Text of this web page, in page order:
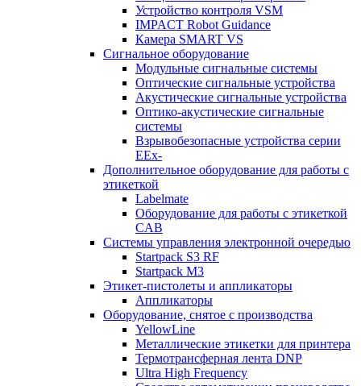
Устройство контроля VSM
IMPACT Robot Guidance
Камера SMART VS
Cигнальное оборудование
Модульные сигнальные системы
Оптические сигнальные устройства
Акустические сигнальные устройства
Оптико-акустические сигнальные
системы
Взрывобезопасные устройства серии
EEx-
Дополнительное оборудование для работы с
этикеткой
Labelmate
Оборудование для работы с этикеткой
CAB
Системы управления электронной очередью
Startpack S3 RF
Startpack M3
Этикет-пистолеты и аппликаторы
Аппликаторы
Оборудование, снятое с производства
YellowLine
Металлические этикетки для принтера
Термотрансферная лента DNP
Ultra High Frequency